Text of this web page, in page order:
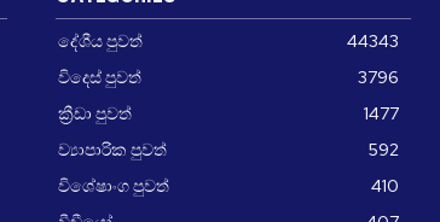
දේශීය පුවත්
44343
විදෙස් පුවත්
3796
ක්‍රීඩා පුවත්
1477
ව්‍යාපාරික පුවත්
592
විශේෂාංග පුවත්
410